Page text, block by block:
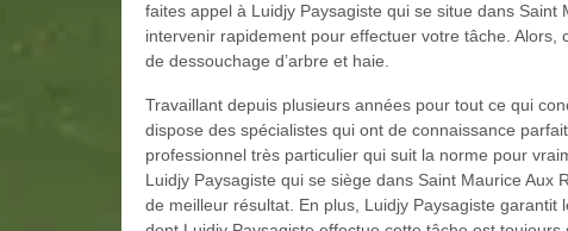
faites appel à Luidjy Paysagiste qui se situe dans
intervenir rapidement pour effectuer votre tâche.
de dessouchage d’arbre et haie.
Travaillant depuis plusieurs années pour tout ce qui
dispose des spécialistes qui ont de connaissance
professionnel très particulier qui suit la norme pour
Luidjy Paysagiste qui se siège dans Saint Maurice
de meilleur résultat. En plus, Luidjy Paysagiste